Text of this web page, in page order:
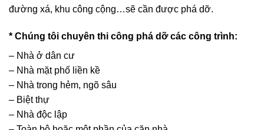
đường xá, khu công cộng…sẽ cần được phá dỡ.
* Chúng tôi chuyên thi công phá dỡ các công trình:
– Nhà ở dân cư
– Nhà mặt phố liền kề
– Nhà trong hẻm, ngõ sâu
– Biệt thự
– Nhà độc lập